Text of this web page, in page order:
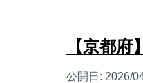
【京都
公開日: 2026/